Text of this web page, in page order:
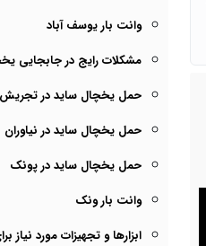
وانت بار یوسف آباد
مشکلات رایج در جابجایی
حمل یخچال ساید در تجریش
حمل یخچال ساید در نیاوران
حمل یخچال ساید در پونک
وانت بار ونک
ابزارها و تجهیزات مورد